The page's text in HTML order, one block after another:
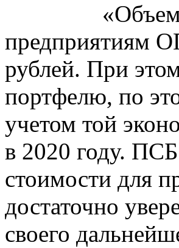
«Объем
предприятиям
рублей. При
портфелю, по
учетом той
в 2020 году.
стоимости для
достаточно
своего